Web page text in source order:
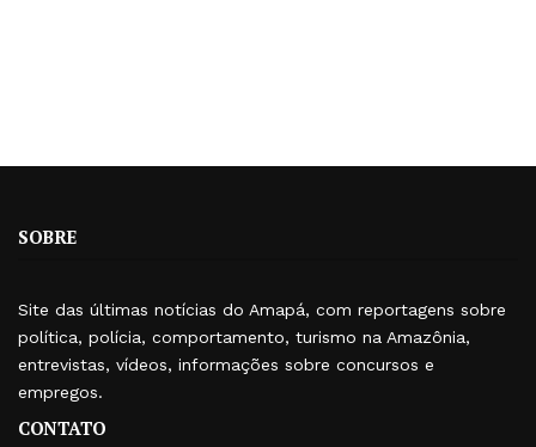
SOBRE
Site das últimas notícias do Amapá, com reportagens sobre
política, polícia, comportamento, turismo na Amazônia,
entrevistas, vídeos, informações sobre concursos e
empregos.
CONTATO